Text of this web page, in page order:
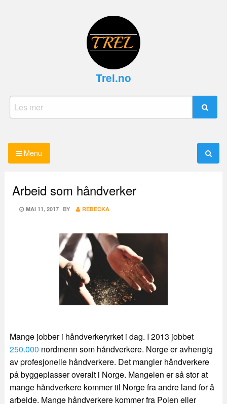
Trel.no
Menu
Arbeid som håndverker
POSTED
MAI 11, 2017 BY REBECKA
Mange jobber i håndverkeryrket i dag. I 2013 jobbet
250.000 nordmenn som håndverkere. Norge er avhengig
av profesjonelle håndverkere. Det mangler håndverkere
på byggeplasser overalt i Norge. Mangelen er så stor at
mange håndverkere kommer til Norge fra andre land for å
arbeide. Mange håndverkere kommer fra Polen eller